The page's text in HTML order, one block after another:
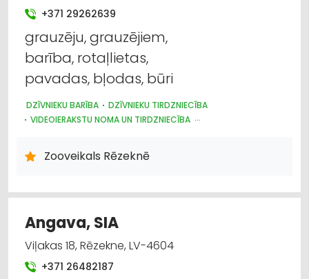
Apģērbi: tirdzniecība
Instrumentu un darbarīku tirdzniecība
Apavi: tirdzniecība
Darba aizsardzības līdzekļi, formastērpi, darba
Agroķīmija, mēslošanas līdzekļi
Apģērbi: rūpnieciskā ražošana, šūšana
Apģērbi: vairumtirdzniecība
+371 29262639
grauzēju, grauzējiem,
barība, rotaļlietas,
pavadas, bļodas, būri
DZĪVNIEKU BARĪBA
DZĪVNIEKU TIRDZNIECĪBA
VIDEOIERAKSTU NOMA UN TIRDZNIECĪBA
Zooveikals Rēzeknē
Angava, SIA
Viļakas 18, Rēzekne, LV-4604
+371 26482187